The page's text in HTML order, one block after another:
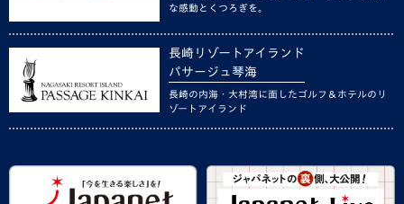
な感動とくつろぎを。
長崎リゾートアイランド
パサージュ琴海
長崎の内海・大村湾に面したゴルフ＆ホテルのリ
ゾートアイランド